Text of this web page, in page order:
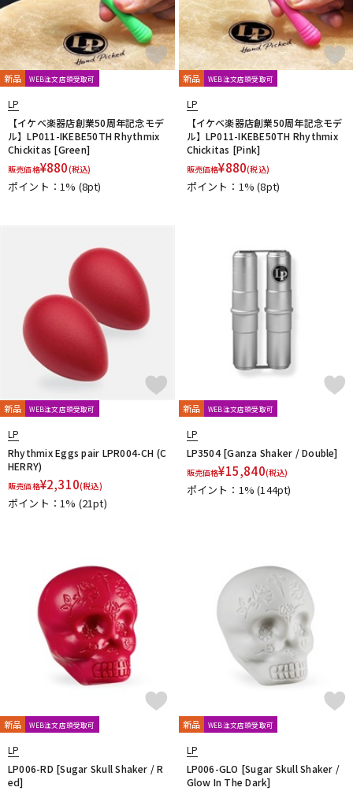
中古 ヴィンテージ
新品 WEB注文店頭受取可
LP
【イケベ楽器店創業50周年記念モデ
ル】LP011-IKEBE50TH Rhythmix
Chickitas [Green]
販売価格¥880(税込)
ポイント：1% (8pt)
新品 WEB注文店頭受取可
LP
【イケベ楽器店創業50周年記念モデ
ル】LP011-IKEBE50TH Rhythmix
Chickitas [Pink]
販売価格¥880(税込)
ポイント：1%(8pt)
新品 WEB注文店頭受取可
LP
Rhythmix Eggs pair LPR004-CH (C
HERRY)
販売価格¥2,310(税込)
ポイント：1% (21pt)
新品 WEB注文店頭受取可
LP
LP3504 [Ganza Shaker / Double]
販売価格¥15,840(税込)
ポイント：1%(144pt)
新品 WEB注文店頭受取可
LP
LP006-RD [Sugar Skull Shaker / R
ed]
新品 WEB注文店頭受取可
LP
LP006-GLO [Sugar Skull Shaker /
Glow In The Dark]